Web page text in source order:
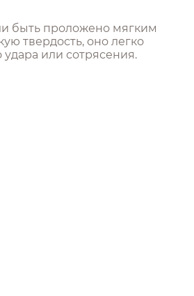
быть проложено мягким
твердость, оно легко
или сотрясения.